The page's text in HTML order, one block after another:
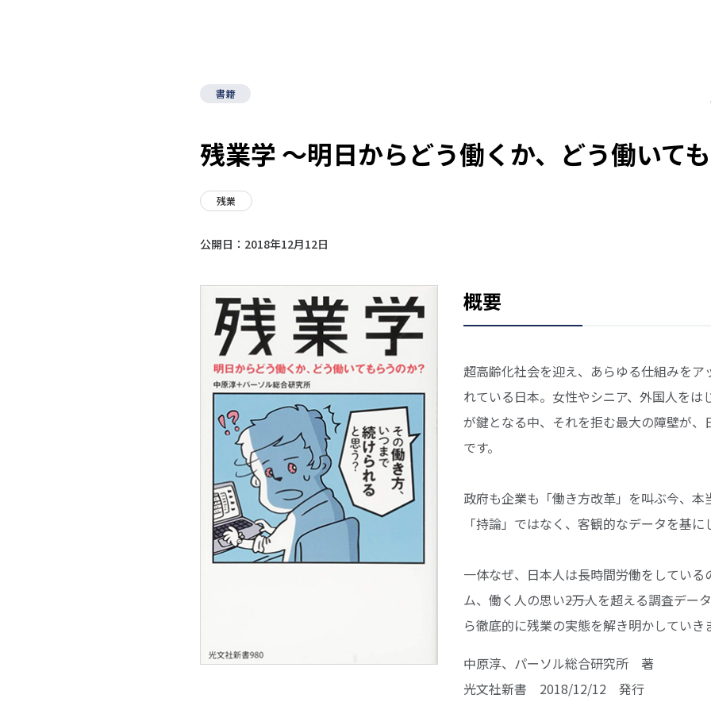
書籍
残業学 ～明日からどう働くか、どう働いて
残業
公開日： 2018年12月12日
概要
超高齢化社会を迎え、あらゆる仕組みをア
れている日本。女性やシニア、外国人をは
が鍵となる中、それを拒む最大の障壁が、
です。
政府も企業も「働き方改革」を叫ぶ今、
「持論」ではなく、客観的なデータを基に
一体なぜ、日本人は長時間労働をしてい
ム、働く人の思い――2万人を超える調査デ
ら徹底的に残業の実態を解き明かしていき
中原淳、パーソル総合研究所 著
光文社新書 2018/12/12 発行